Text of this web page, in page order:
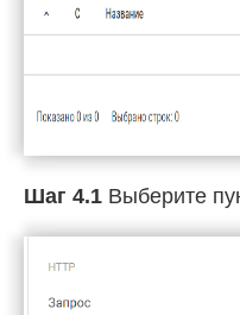
Шаг 4.1 Выберите